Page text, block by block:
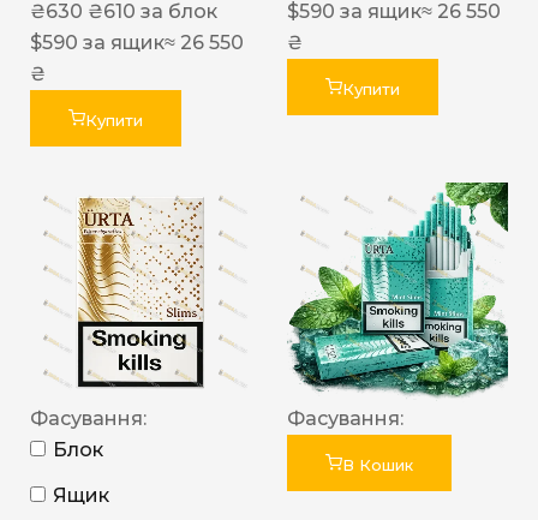
₴630 ₴610 за блок
$590 за ящик≈ 26 550
₴
Купити
$590 за ящик≈ 26 550
₴
Купити
Фасування:
Блок
Ящик
Фасування:
В Кошик